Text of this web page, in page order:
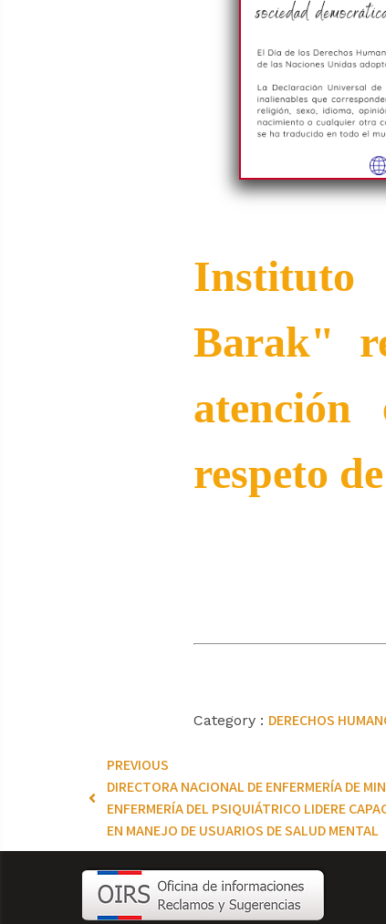
Instituto
Barak"
respeto
Category : DERECHOS
PREVIOUS
DIRECTORA NACIONAL DE ENFERMERÍA DE
ENFERMERÍA DEL PSIQUIÁTRICO LIDERE
EN MANEJO DE USUARIOS DE SALUD MENTAL